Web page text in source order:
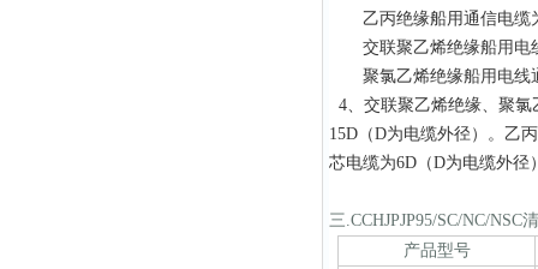
乙丙绝缘船用通信电缆
交联聚乙烯绝缘船用电
聚氯乙烯绝缘船用电线
4、交联聚乙烯绝缘、聚
15D（D为电缆外径）。乙
芯电缆为6D（D为电缆外径
三.CCHJPJP95/SC/NC/NSC
产品型号